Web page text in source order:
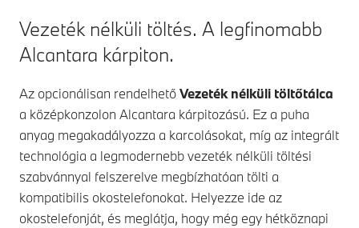
Vezeték nélküli töltés. A legfinomabb
Alcantara kárpiton.
Az opcionálisan rendelhetőVezeték nélküli töltőtálca
a középkonzolon Alcantara kárpitozású. Ez a puha
anyag megakadályozza a karcolásokat, míg az integrált
technológia a legmodernebb vezeték nélküli töltési
szabvánnyal felszerelve megbízhatóan tölti a
kompatibilis okostelefonokat. Helyezze ide az
okostelefonját, és meglátja, hogy még egy hétköznapi